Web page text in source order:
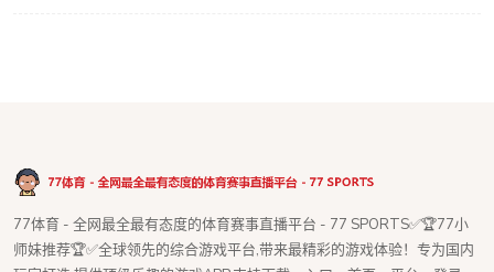
77体育 - 全网最全最有态度的体育赛事直播平台 - 77 SPORTS✅🏆77小
师妹推荐🏆✅全球领先的综合游戏平台,带来最精彩的游戏体验！专为国内